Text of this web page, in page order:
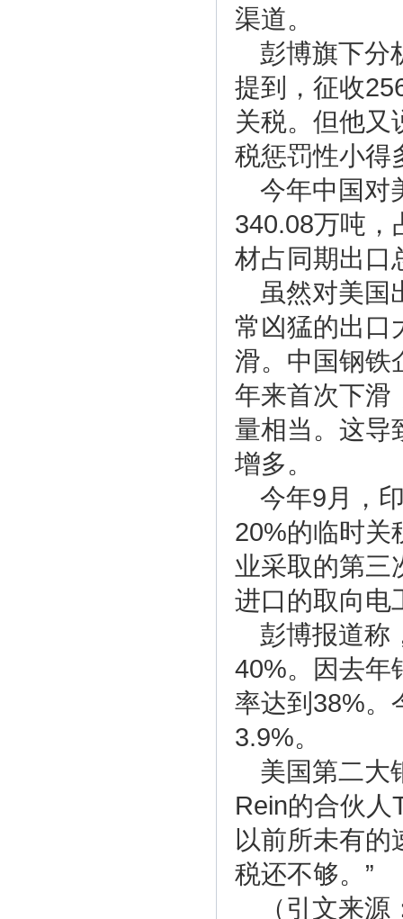
渠道。
彭博旗下分
提到，征收
关税。但他又
税惩罚性小得
今年中国对
340.08万吨，
材占同期出口
虽然对美国
常凶猛的出口
滑。中国钢铁
年来首次下滑
量相当。这导
增多。
今年9月，
20%的临时关
业采取的第三
进口的取向电
彭博报道称
40%。因去年
率达到38%。
3.9%。
美国第二大
Rein的合伙人
以前所未有
税还不够。”
（引文来